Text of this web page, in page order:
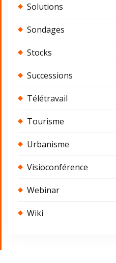
Solutions
Sondages
Stocks
Successions
Télétravail
Tourisme
Urbanisme
Visioconférence
Webinar
Wiki